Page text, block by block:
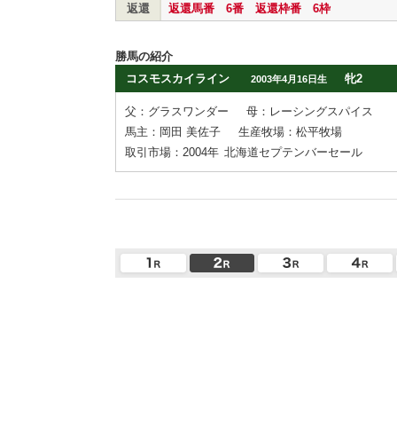
返還 返還馬番 6番 返還枠番 6枠
勝馬の紹介
コスモスカイライン
2003年4月16日生 牝2
父：グラスワンダー
母：レーシングスパイス
馬主：岡田 美佐子
生産牧場：松平牧場
取引市場：2004年 北海道セプテンバーセール